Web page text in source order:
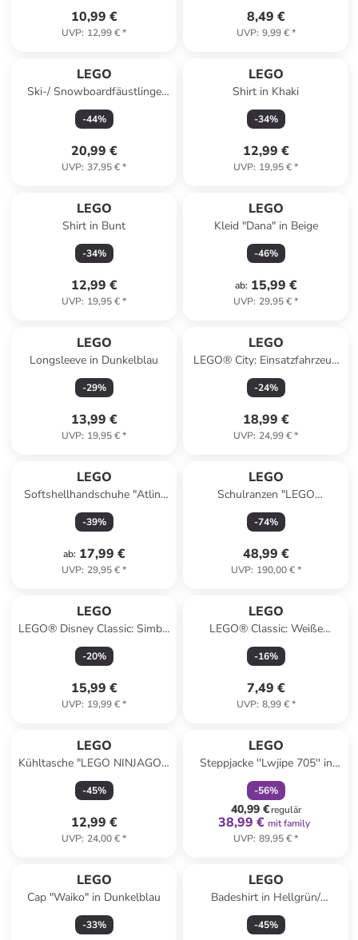
10,99 €
UVP: 12,99 €*
8,49 €
UVP: 9,99 €*
LEGO
Ski-/ Snowboardfäustlinge
"Agan" in Schwarz/ Rot
-44%
20,99 €
UVP: 37,95 €*
LEGO
Shirt in Khaki
-34%
12,99 €
UVP: 19,95 €*
LEGO
Shirt in Bunt
-34%
12,99 €
UVP: 19,95 €*
LEGO
Kleid "Dana" in Beige
-46%
ab: 15,99 €
UVP: 29,95 €*
LEGO
Longsleeve in Dunkelblau
-29%
13,99 €
UVP: 19,95 €*
LEGO
LEGO® City: Einsatzfahrzeug
der Rettungsschwimmer - ab
6 Jahren
-24%
18,99 €
UVP: 24,99 €*
LEGO
Softshellhandschuhe "Atlin"
in Schwarz
-39%
ab: 17,99 €
UVP: 29,95 €*
LEGO
Schulranzen "LEGO
NINJAGO" in Rot/ Schwarz -
(B)39 x (H)29 x (T)22 cm
-74%
48,99 €
UVP: 190,00 €*
LEGO
LEGO® Disney Classic: Simba,
das Löwenjunge des Königs -
ab 6 Jahren
-20%
15,99 €
UVP: 19,99 €*
LEGO
LEGO® Classic: Weiße
Bauplatte - ab 4 Jahren
-16%
7,49 €
UVP: 8,99 €*
LEGO
Kühltasche "LEGO NINJAGO -
Into the unknown" in Blau -
(B)23 x (H)15 x (T)16 cm
-45%
12,99 €
UVP: 24,00 €*
LEGO
Steppjacke ''Lwjipe 705'' in
Schwarz/ Grau/ Weiß
-56%
40,99 €regulär
38,99 € mit family
UVP: 89,95 €*
LEGO
Cap "Waiko" in Dunkelblau
-33%
LEGO
Badeshirt in Hellgrün/
Dunkelblau
-45%